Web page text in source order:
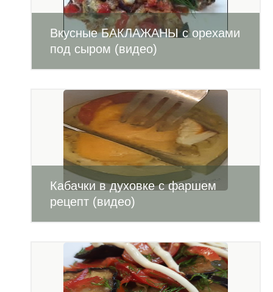
Вкусные БАКЛАЖАНЫ с орехами
под сыром (видео)
Кабачки в духовке с фаршем
рецепт (видео)